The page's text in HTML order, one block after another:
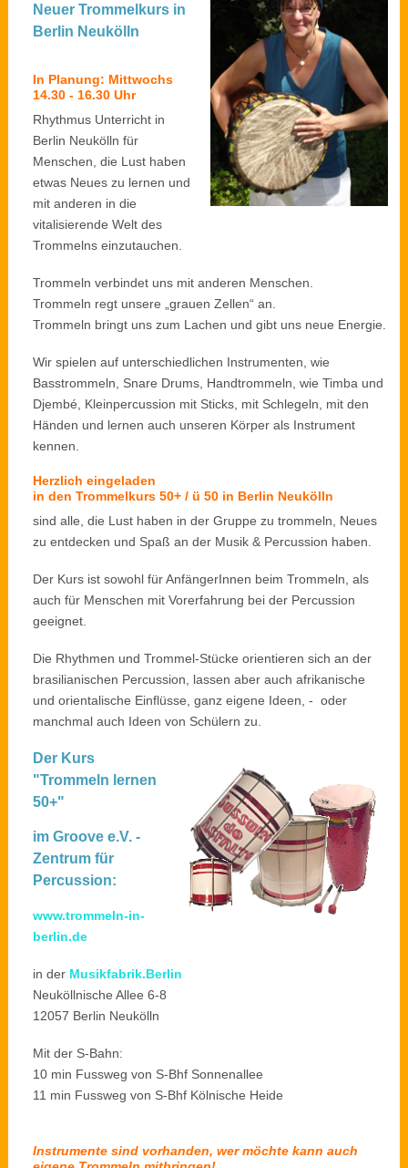
Neuer Trommelkurs in
Berlin Neukölln
In Planung: Mittwochs
14.30 - 16.30 Uhr
Rhythmus Unterricht in
Berlin Neukölln für
Menschen, die Lust haben
etwas Neues zu lernen und
mit anderen in die
vitalisierende Welt des
Trommelns einzutauchen.
Trommeln verbindet uns mit anderen Menschen.
Trommeln regt unsere „grauen Zellen“ an.
Trommeln bringt uns zum Lachen und gibt uns neue Energie.
Wir spielen auf unterschiedlichen Instrumenten, wie
Basstrommeln, Snare Drums, Handtrommeln, wie Timba und
Djembé, Kleinpercussion mit Sticks, mit Schlegeln, mit den
Händen und lernen auch unseren Körper als Instrument
kennen.
Herzlich eingeladen
in den Trommelkurs 50+ / ü 50 in Berlin Neukölln
sind alle, die Lust haben in der Gruppe zu trommeln, Neues
zu entdecken und Spaß an der Musik & Percussion haben.
Der Kurs ist sowohl für AnfängerInnen beim Trommeln, als
auch für Menschen mit Vorerfahrung bei der Percussion
geeignet.
Die Rhythmen und Trommel-Stücke orientieren sich an der
brasilianischen Percussion, lassen aber auch afrikanische
und orientalische Einflüsse, ganz eigene Ideen, - oder
manchmal auch Ideen von Schülern zu.
Der Kurs
"Trommeln lernen
50+"
im Groove e.V. -
Zentrum für
Percussion:
www.trommeln-in-
berlin.de
in der Musikfabrik.Berlin
Neuköllnische Allee 6-8
12057 Berlin Neukölln
Mit der S-Bahn:
10 min Fussweg von S-Bhf Sonnenallee
11 min Fussweg von S-Bhf Kölnische Heide
Instrumente sind vorhanden, wer möchte kann auch